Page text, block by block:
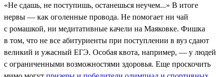
«Не сдашь, не поступишь, останешься неучем...» В итоге
нервы — как оголенные провода. Не помогает ни чай
с ромашкой, ни медитативные качели на Маяковке. Фишка
в том, что не все абитуриенты при поступлении в вуз сдают
великий и ужасный ЕГЭ. Особая квота, например, — у людей
с ограниченными возможностями здоровья. Еще проскочить